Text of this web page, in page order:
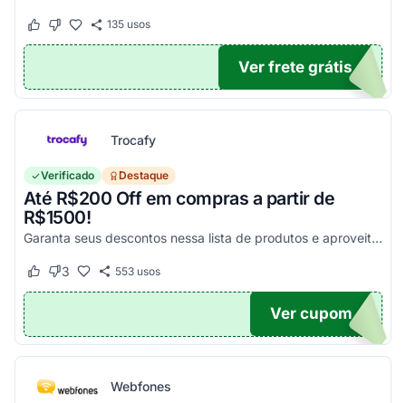
Este cupom funcionou
Este cupom não funcionou
135usos
TICO
Ver frete grátis
Trocafy
Verificado Destaque
Até R$200 Off em compras a partir de
R$1500!
Garanta seus descontos nessa lista de produtos e aproveite para economizar agora mesmo! Válido para todo o site exceto em produtos com o selo "Estou Zerado"
Este cupom funcionou
Este cupom não funcionou
3 553usos
ONTO
Ver cupom
Webfones